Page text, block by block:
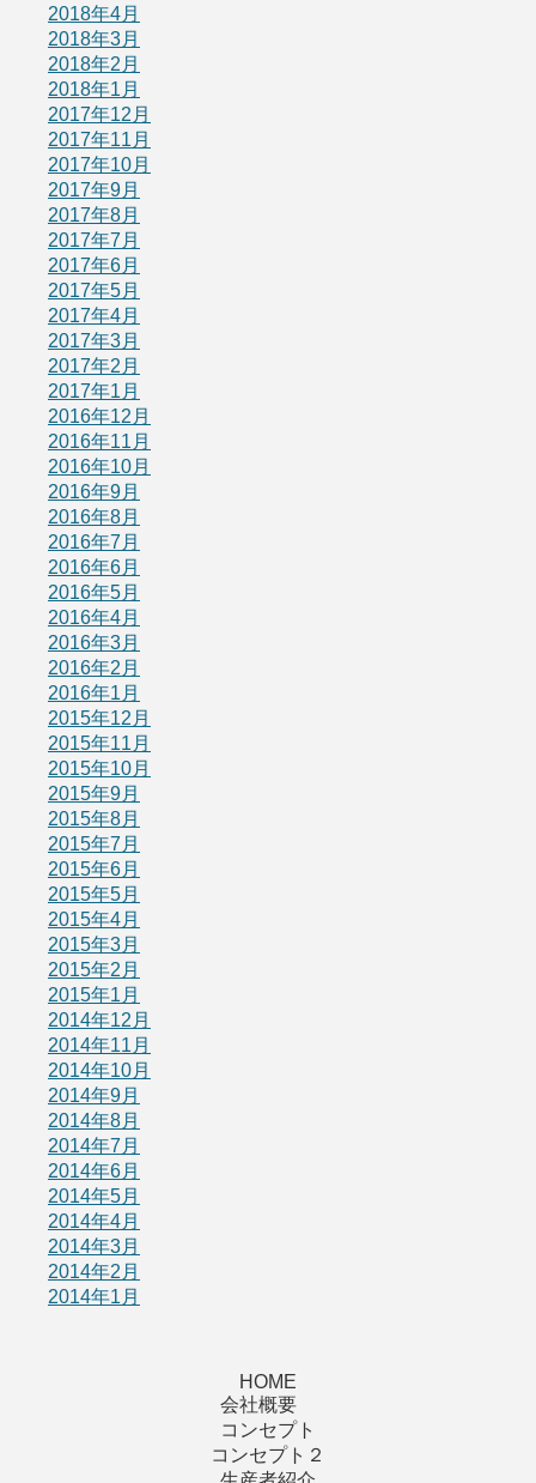
2018年4月
2018年3月
2018年2月
2018年1月
2017年12月
2017年11月
2017年10月
2017年9月
2017年8月
2017年7月
2017年6月
2017年5月
2017年4月
2017年3月
2017年2月
2017年1月
2016年12月
2016年11月
2016年10月
2016年9月
2016年8月
2016年7月
2016年6月
2016年5月
2016年4月
2016年3月
2016年2月
2016年1月
2015年12月
2015年11月
2015年10月
2015年9月
2015年8月
2015年7月
2015年6月
2015年5月
2015年4月
2015年3月
2015年2月
2015年1月
2014年12月
2014年11月
2014年10月
2014年9月
2014年8月
2014年7月
2014年6月
2014年5月
2014年4月
2014年3月
2014年2月
2014年1月
HOME
会社概要
コンセプト
コンセプト２